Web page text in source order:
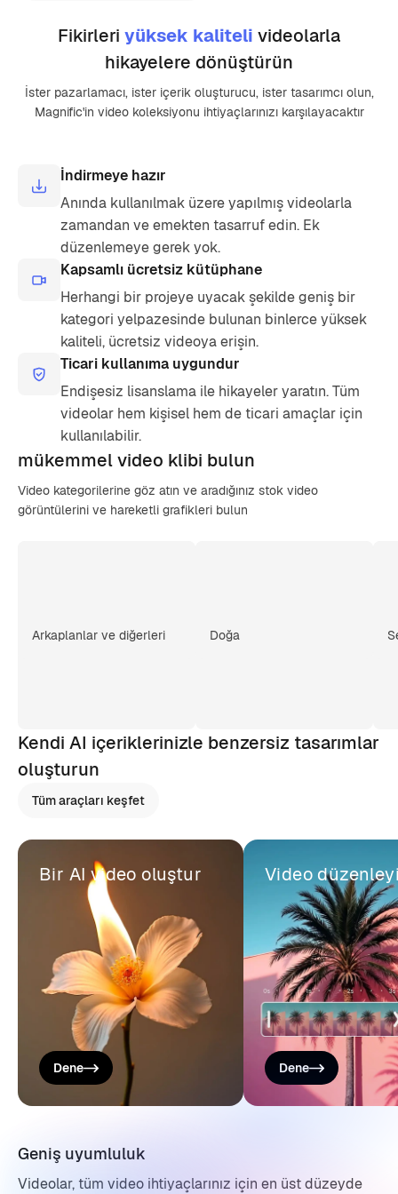
Fikirleri yüksek kaliteli videolarla
hikayelere dönüştürün
İster pazarlamacı, ister içerik oluşturucu, ister tasarımcı olun,
Magnific'in video koleksiyonu ihtiyaçlarınızı karşılayacaktır
İndirmeye hazır
Anında kullanılmak üzere yapılmış videolarla
zamandan ve emekten tasarruf edin. Ek
düzenlemeye gerek yok.
Kapsamlı ücretsiz kütüphane
Herhangi bir projeye uyacak şekilde geniş bir
kategori yelpazesinde bulunan binlerce yüksek
kaliteli, ücretsiz videoya erişin.
Ticari kullanıma uygundur
Endişesiz lisanslama ile hikayeler yaratın. Tüm
videolar hem kişisel hem de ticari amaçlar için
kullanılabilir.
mükemmel video klibi bulun
Video kategorilerine göz atın ve aradığınız stok video
görüntülerini ve hareketli grafikleri bulun
Arkaplanlar ve diğerleri Doğa
Kendi AI içeriklerinizle benzersiz tasarımlar
oluşturun
Tüm araçları keşfet
Bir AI video oluştur
Dene
Video
Dene
Geniş uyumluluk
Videolar, tüm video ihtiyaçlarınız için en üst düzeyde